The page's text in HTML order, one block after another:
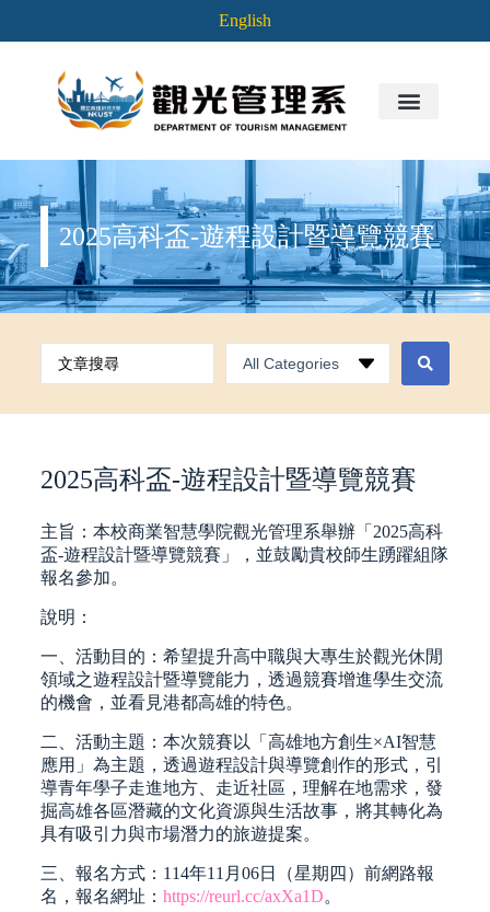
English
2025高科盃-遊程設計暨導覽競賽
2025高科盃-遊程設計暨導覽競賽
主旨：本校商業智慧學院觀光管理系舉辦「2025高科
盃-遊程設計暨導覽競賽」，並鼓勵貴校師生踴躍組隊
報名參加。
說明：
一、活動目的：希望提升高中職與大專生於觀光休閒
領域之遊程設計暨導覽能力，透過競賽增進學生交流
的機會，並看見港都高雄的特色。
二、活動主題：本次競賽以「高雄地方創生×AI智慧
應用」為主題，透過遊程設計與導覽創作的形式，引
導青年學子走進地方、走近社區，理解在地需求，發
掘高雄各區潛藏的文化資源與生活故事，將其轉化為
具有吸引力與市場潛力的旅遊提案。
三、報名方式：114年11月06日（星期四）前網路報
名，報名網址： https://reurl.cc/axXa1D。